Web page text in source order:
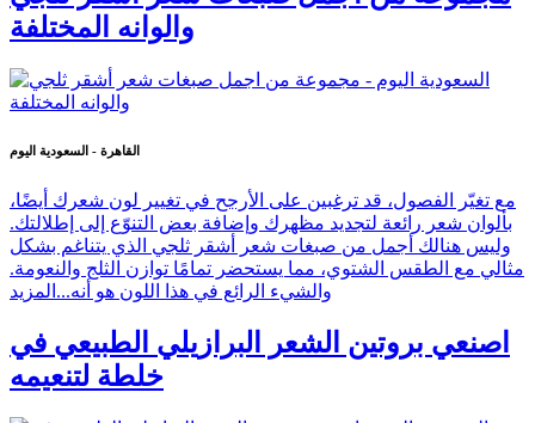
والوانه المختلفة
القاهرة - السعودية اليوم
مع تغيّر الفصول، قد ترغبين على الأرجح في تغيير لون شعرك أيضًا،
بألوان شعر رائعة لتجديد مظهرك وإضافة بعض التنوّع إلى إطلالتك.
وليس هنالك أجمل من صبغات شعر أشقر ثلجي الذي يتناغم بشكل
مثالي مع الطقس الشتوي، مما يستحضر تمامًا توازن الثلج والنعومة.
والشيء الرائع في هذا اللون هو أنه... المزيد
اصنعي بروتين الشعر البرازيلي الطبيعي في
خلطة لتنعيمه